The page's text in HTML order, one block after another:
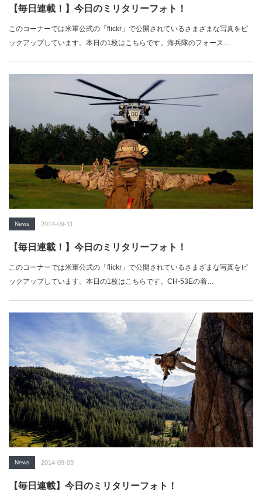
【毎日連載！】今日のミリタリーフォト！
このコーナーでは米軍公式の「flickr」で公開されているさまざまな写真をピ
ックアップしています。本日の1枚はこちらです。海兵隊のフォース…
News 2014-09-11
【毎日連載！】今日のミリタリーフォト！
このコーナーでは米軍公式の「flickr」で公開されているさまざまな写真をピ
ックアップしています。本日の1枚はこちらです。CH-53Eの着…
News 2014-09-09
【毎日連載】今日のミリタリーフォト！